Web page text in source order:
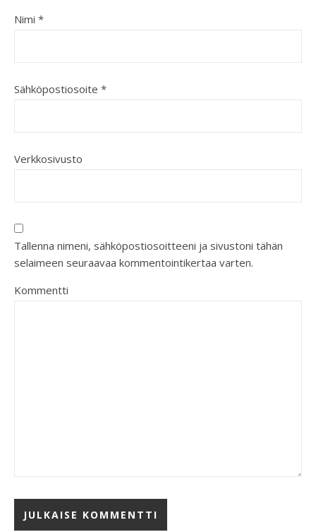
Nimi *
Sähköpostiosoite *
Verkkosivusto
Tallenna nimeni, sähköpostiosoitteeni ja sivustoni tähän
selaimeen seuraavaa kommentointikertaa varten.
Kommentti